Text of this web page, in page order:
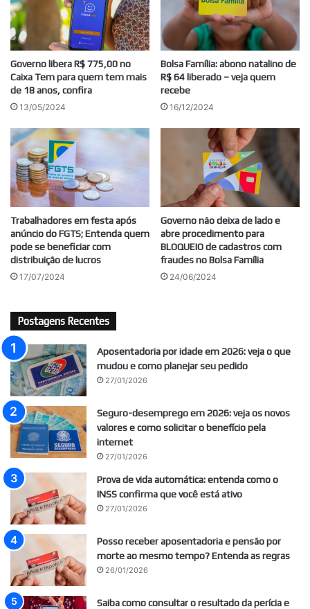
Governo libera R$ 775,00 no
Caixa Tem para quem tem mais
de 18 anos, confira
13/05/2024
Bolsa Família: abono natalino de
R$ 64 liberado – veja quem
recebe
16/12/2024
Trabalhadores em festa após
anúncio do FGTS; Entenda quem
pode se beneficiar com
distribuição de lucros
17/07/2024
Governo não deixa de lado e
abre procedimento para
BLOQUEIO de cadastros com
fraudes no Bolsa Família
24/06/2024
Postagens Recentes
Aposentadoria por idade em 2026: veja o que
mudou e como planejar seu pedido
27/01/2026
Seguro-desemprego em 2026: veja os novos
valores e como solicitar o benefício pela
internet
27/01/2026
Prova de vida automática: entenda como o
INSS confirma que você está ativo
27/01/2026
Posso receber aposentadoria e pensão por
morte ao mesmo tempo? Entenda as regras
26/01/2026
Saiba como consultar o resultado da perícia e